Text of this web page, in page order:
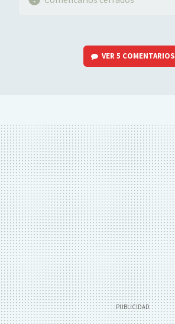
VER5 COMENTARIOS